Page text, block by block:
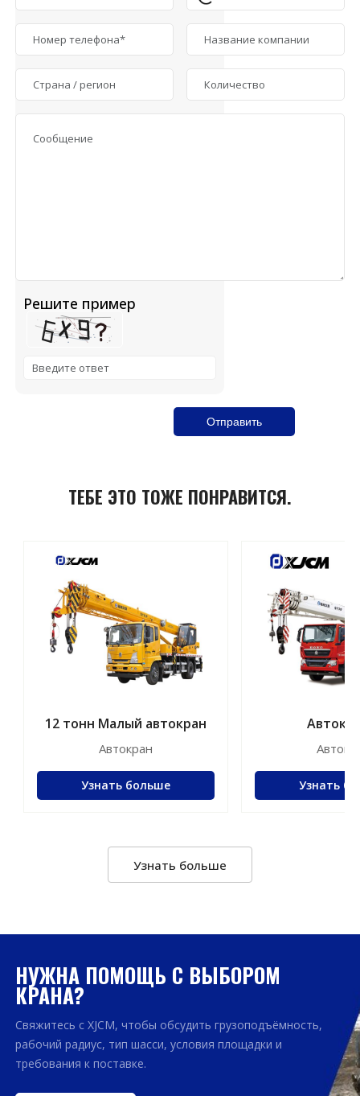
Решите пример
ТЕБЕ ЭТО ТОЖЕ ПОНРАВИТСЯ.
12 тонн Малый автокран
Автокран
Узнать больше
на 30 тонн
Узнать
Узнать больше
НУЖНА ПОМОЩЬ С ВЫБОРОМ
КРАНА?
Свяжитесь с XJCM, чтобы обсудить грузоподъёмность,
рабочий радиус, тип шасси, условия площадки и
требования к поставке.